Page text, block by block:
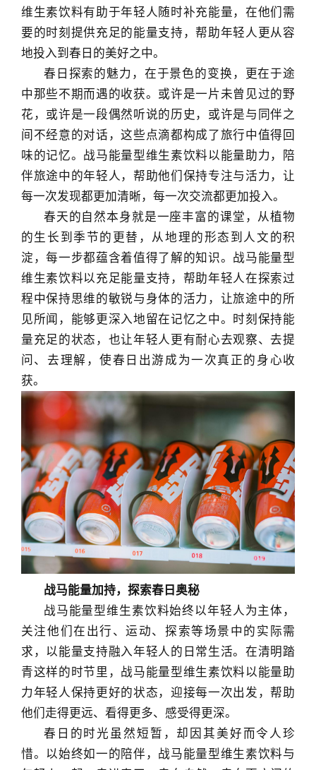
维生素饮料有助于年轻人随时补充能量，在他们需
要的时刻提供充足的能量支持，帮助年轻人更从容
地投入到春日的美好之中。
春日探索的魅力，在于景色的变换，更在于途
中那些不期而遇的收获。或许是一片未曾见过的野
花，或许是一段偶然听说的历史，或许是与同伴之
间不经意的对话，这些点滴都构成了旅行中值得回
味的记忆。战马能量型维生素饮料以能量助力，陪
伴旅途中的年轻人，帮助他们保持专注与活力，让
每一次发现都更加清晰，每一次交流都更加投入。
春天的自然本身就是一座丰富的课堂，从植物
的生长到季节的更替，从地理的形态到人文的积
淀，每一步都蕴含着值得了解的知识。战马能量型
维生素饮料以充足能量支持，帮助年轻人在探索过
程中保持思维的敏锐与身体的活力，让旅途中的所
见所闻，能够更深入地留在记忆之中。时刻保持能
量充足的状态，也让年轻人更有耐心去观察、去提
问、去理解，使春日出游成为一次真正的身心收
获。
战马能量加持，探索春日奥秘
战马能量型维生素饮料始终以年轻人为主体，
关注他们在出行、运动、探索等场景中的实际需
求，以能量支持融入年轻人的日常生活。在清明踏
青这样的时节里，战马能量型维生素饮料以能量助
力年轻人保持更好的状态，迎接每一次出发，帮助
他们走得更远、看得更多、感受得更深。
春日的时光虽然短暂，却因其美好而令人珍
惜。以始终如一的陪伴，战马能量型维生素饮料与